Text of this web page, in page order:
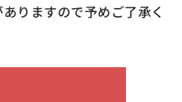
りますので予めご了承く